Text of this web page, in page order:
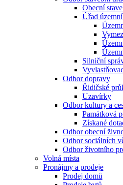
Obecní
Úřad
Silniční
Odbor dopravy
Řidičské
Uzavírky
Odbor kultury a
Památková
Získané
Odbor obecní
Odbor sociálních
Odbor životního
Volná místa
Pronájmy a prodeje
Prodej domů